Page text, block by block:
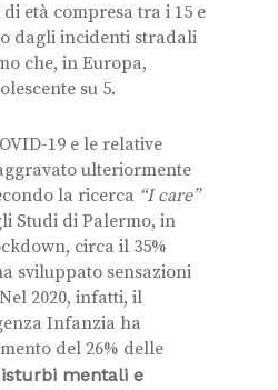
età compresa tra i 15 e
dagli incidenti stradali
che, in Europa,
su 5.
19 e le relative
ulteriormente
la ricerca “I care”
Studi di Palermo, in
circa il 35%
sviluppato sensazioni
2020, infatti, il
Infanzia ha
del 26% delle
mentali e